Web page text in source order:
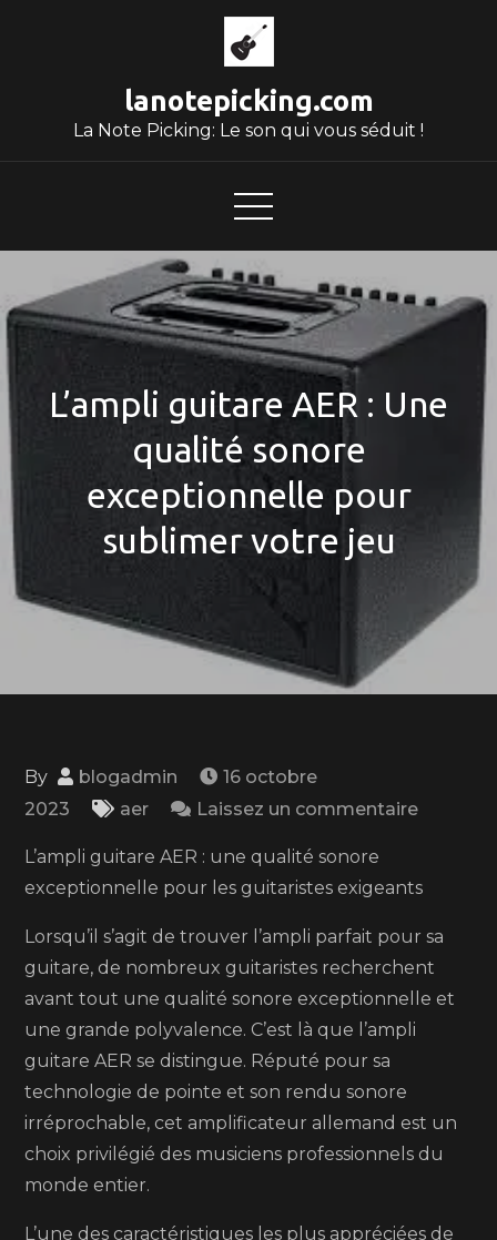
lanotepicking.com
La Note Picking: Le son qui vous séduit !
L’ampli guitare AER : Une
qualité sonore
exceptionnelle pour
sublimer votre jeu
By blogadmin
16 octobre
2023
aer Laissez un commentaireon
AER
:
Une
qualité
sublimer
votre
L’ampli guitare AER : une qualité sonore
exceptionnelle pour les guitaristes exigeants
Lorsqu’il s’agit de trouver l’ampli parfait pour sa
guitare, de nombreux guitaristes recherchent
avant tout une qualité sonore exceptionnelle et
une grande polyvalence. C’est là que l’ampli
guitare AER se distingue. Réputé pour sa
technologie de pointe et son rendu sonore
irréprochable, cet amplificateur allemand est un
choix privilégié des musiciens professionnels du
monde entier.
L’une des caractéristiques les plus appréciées de